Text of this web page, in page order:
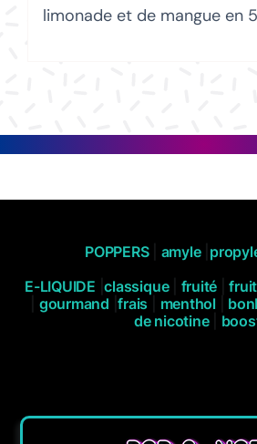
limonade et de mangue en
POPPERS| amyle|
E-LIQUIDE |classique fruité
gourmand |frais menthol
de nicotine|